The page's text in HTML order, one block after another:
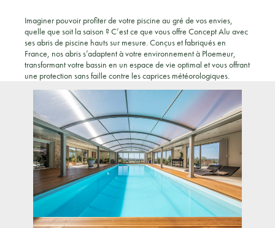
Imaginer pouvoir profiter de votre piscine au gré de vos envies,
quelle que soit la saison ? C’est ce que vous offre Concept Alu avec
ses abris de piscine hauts sur mesure. Conçus et fabriqués en
France, nos abris s’adaptent à votre environnement à Ploemeur,
transformant votre bassin en un espace de vie optimal et vous offrant
une protection sans faille contre les caprices météorologiques.